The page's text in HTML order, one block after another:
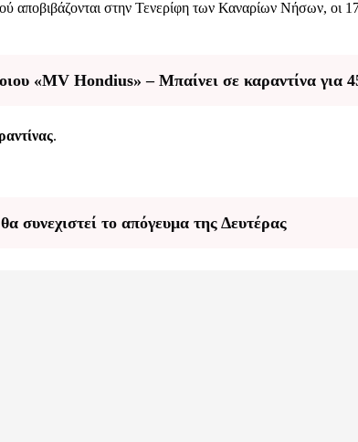
αποβιβάζονται στην Τενερίφη των Καναρίων Νήσων, οι
«MV Hondius» – Μπαίνει σε καραντίνα για
.
το απόγευμα της Δευτέρας